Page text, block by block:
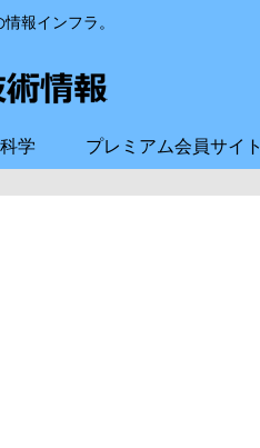
報インフラ。
学 プレミアム会員サイト